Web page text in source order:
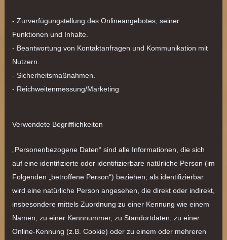
- Zurverfügungstellung des Onlineangebotes, seiner
Funktionen und Inhalte.
- Beantwortung von Kontaktanfragen und Kommunikation mit
Nutzern.
- Sicherheitsmaßnahmen.
- Reichweitenmessung/Marketing
Verwendete Begrifflichkeiten
„Personenbezogene Daten“ sind alle Informationen, die sich
auf eine identifizierte oder identifizierbare natürliche Person (im
Folgenden „betroffene Person“) beziehen; als identifizierbar
wird eine natürliche Person angesehen, die direkt oder indirekt,
insbesondere mittels Zuordnung zu einer Kennung wie einem
Namen, zu einer Kennnummer, zu Standortdaten, zu einer
Online-Kennung (z.B. Cookie) oder zu einem oder mehreren